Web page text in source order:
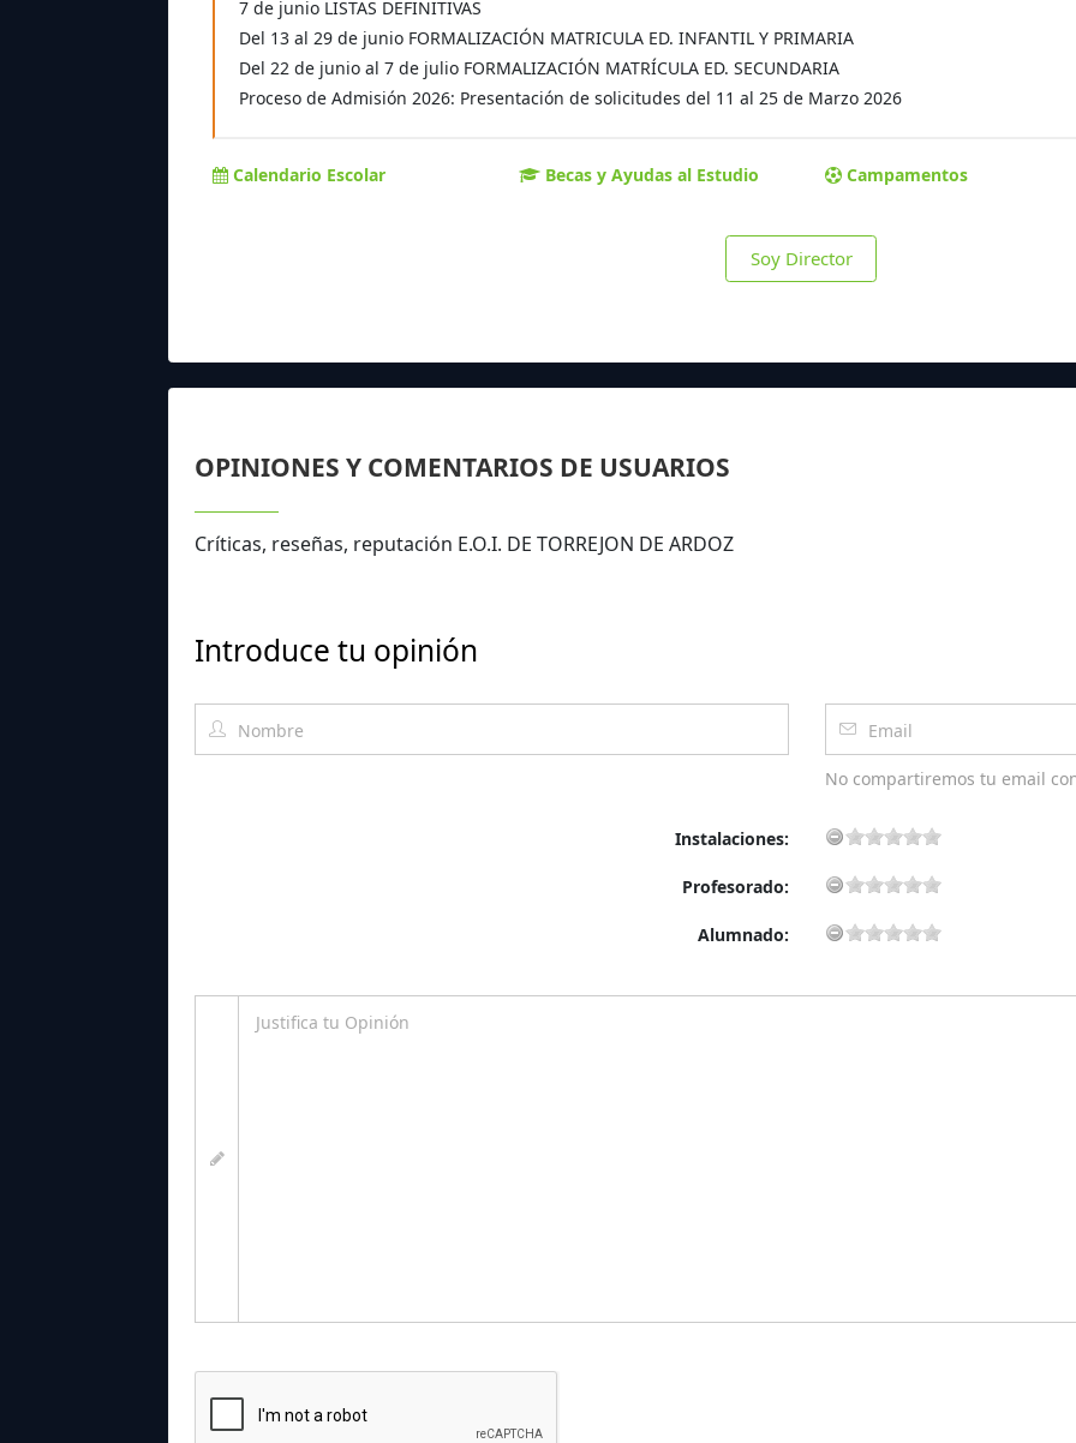
7 de junio LISTAS DEFINITIVAS
Del 13 al 29 de junio FORMALIZACIÓN MATRICULA ED. INFANTIL Y PRIMARIA
Del 22 de junio al 7 de julio FORMALIZACIÓN MATRÍCULA ED. SECUNDARIA
Proceso de Admisión 2026: Presentación de solicitudes del 11 al 25 de Marzo 2026
Calendario Escolar Becas y Ayudas al Estudio Campamentos
Soy Director
OPINIONES Y COMENTARIOS DE USUARIOS
Críticas, reseñas, reputación E.O.I. DE TORREJON DE ARDOZ
Introduce tu opinión
No compartiremos tu email
Instalaciones:
Profesorado:
Alumnado: